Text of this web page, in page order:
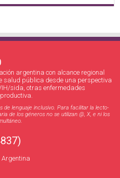
argentina con alcance regional
salud pública desde una perspectiva
sida, otras enfermedades
de lenguaje inclusivo. Para facilitar la lecto-
de los géneros no se utilizan @, X, e ni los
Argentina